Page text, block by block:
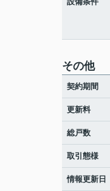
その他
契約期間
更新料
総戸数
取引態様
情報更新日